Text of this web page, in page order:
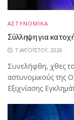
ΑΣΤΥΝΟΜΙΚΑ
Σύλληψη για
7 ΑΥΓΟΎΣΤΟΥ, 2026
Συνελήφθη, χθες
αστυνομικούς της
Εξιχνίασης